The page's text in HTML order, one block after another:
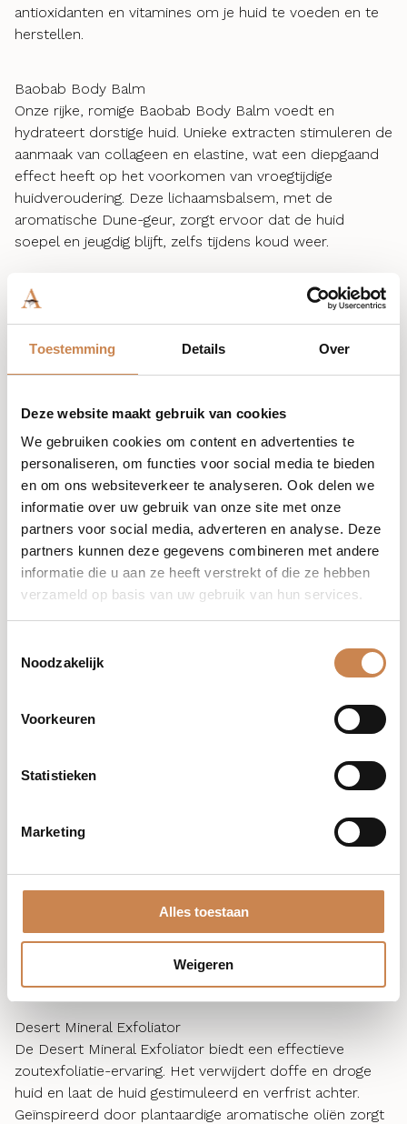
Toestemming Details Over
Deze website maakt gebruik van cookies
We gebruiken cookies om content en advertenties te
personaliseren, om functies voor social media te bieden
en om ons websiteverkeer te analyseren. Ook delen we
informatie over uw gebruik van onze site met onze
partners voor social media, adverteren en analyse. Deze
partners kunnen deze gegevens combineren met andere
informatie die u aan ze heeft verstrekt of die ze hebben
verzameld op basis van uw gebruik van hun services.
Noodzakelijk
Voorkeuren
Statistieken
Marketing
Alles toestaan
Weigeren
antioxidanten en vitamines om je huid te voeden en te
herstellen.
Baobab Body Balm
Onze rijke, romige Baobab Body Balm voedt en
hydrateert dorstige huid. Unieke extracten stimuleren de
aanmaak van collageen en elastine, wat een diepgaand
effect heeft op het voorkomen van vroegtijdige
huidveroudering. Deze lichaamsbalsem, met de
aromatische Dune-geur, zorgt ervoor dat de huid
soepel en jeugdig blijft, zelfs tijdens koud weer.
Mafura Body Balm
lichaamsbalsem die Mafurazaadboter bevat. Deze
unieke combinatie van botanische oliën voorkomt
gedehydrateerde huid. Met zijn zachte enzymatische
exfoliërende werking verwijdert deze balsem dode
huidcellen en laat de huid er zichtbaar stralender uitzien.
De balsem heeft een subtiele Afrikaanse notengeur die
de zintuigen kalmeert en verzorgt.
Manipedi Hand & Body Moisturiser
De Manipedi Hand & Body Moisturiser is een voedende
crème voor handen en lichaam, doordrenkt met een
geeft. Met de verfrissende Afrikaanse fruitgeur zorgt
deze vochtinbrengende crème voor een stralende huid
Zachte exfoliatie is de sleutel om dode huidcellen te
lichaamsscrubs zijn ontworpen om te exfoliëren zonder
om gehydrateerd te worden. Door één of twee keer
per week te exfoliëren, voorkom je de opbouw van
dieper doordringen en effectiever werken.
Desert Mineral Exfoliator
De Desert Mineral Exfoliator biedt een effectieve
zoutexfoliatie-ervaring. Het verwijdert doffe en droge
huid en laat de huid gestimuleerd en verfrist achter.
Geïnspireerd door plantaardige aromatische oliën zorgt